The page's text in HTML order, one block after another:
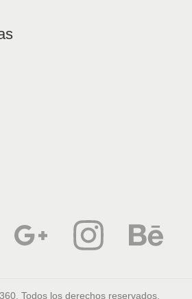
Todos los derechos reservados.